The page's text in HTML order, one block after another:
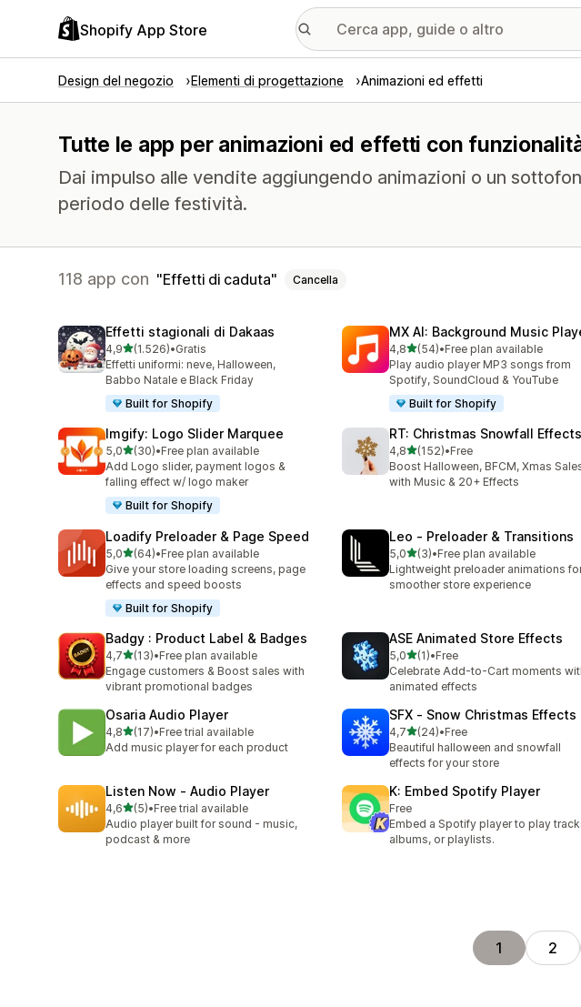
Shopify App Store
Design del negozio Elementi di progettazione Animazioni ed effetti
Tutte le app per animazioni ed effetti con
Dai impulso alle vendite aggiungendo animazioni o un
periodo delle festività.
118 app con Effetti di caduta Cancella
Effetti stagionali di Dakaas
4,9stelle su 5
(1.526)
1526 recensioni totali
•Gratis
Effetti uniformi: neve, Halloween,
Babbo Natale e Black Friday
Built for Shopify
MX AI: Background Music
4,8stelle su 5
(54)
54 recensioni totali
•Free plan available
Play audio player MP3 songs from
Spotify, SoundCloud & YouTube
Built for Shopify
Imgify: Logo Slider Marquee
5,0stelle su 5
(30)
30 recensioni totali
•Free plan available
Add Logo slider, payment logos &
falling effect w/ logo maker
Built for Shopify
RT: Christmas Snowfall Effects
4,8stelle su 5
(152)
152 recensioni totali
•Free
Boost Halloween, BFCM, Xmas
with Music & 20+ Effects
Loadify Preloader & Page Speed
5,0stelle su 5
(64)
64 recensioni totali
•Free plan available
Give your store loading screens, page
effects and speed boosts
Built for Shopify
Leo ‑ Preloader & Transitions
5,0stelle su 5
(3)
3 recensioni totali
•Free plan available
Lightweight preloader animations
smoother store experience
Badgy : Product Label & Badges
4,7stelle su 5
(13)
13 recensioni totali
•Free plan available
Engage customers & Boost sales with
vibrant promotional badges
ASE Animated Store Effects
5,0stelle su 5
(1)
1 recensioni totali
•Free
Celebrate Add-to-Cart moments
animated effects
Osaria Audio Player
4,8stelle su 5
(17)
17 recensioni totali
•Free trial available
Add music player for each product
SFX ‑ Snow Christmas Effects
4,7stelle su 5
(24)
24 recensioni totali
•Free
Beautiful halloween and snowfall
effects for your store
Listen Now ‑ Audio Player
4,6stelle su 5
(5)
5 recensioni totali
•Free trial available
Audio player built for sound - music,
podcast & more
K: Embed Spotify Player
Free
Embed a Spotify player to play
albums, or playlists.
1 2